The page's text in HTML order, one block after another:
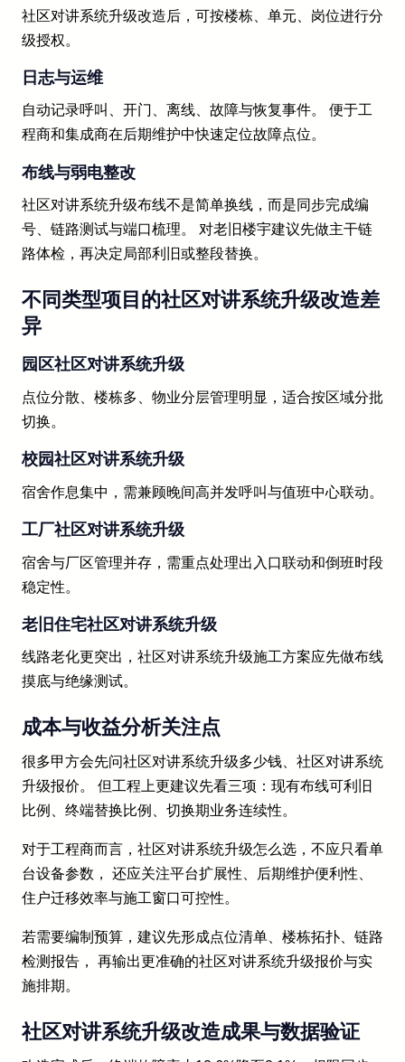
社区对讲系统升级改造后，可按楼栋、单元、岗位进行分
级授权。
日志与运维
自动记录呼叫、开门、离线、故障与恢复事件。 便于工
程商和集成商在后期维护中快速定位故障点位。
布线与弱电整改
社区对讲系统升级布线不是简单换线，而是同步完成编
号、链路测试与端口梳理。 对老旧楼宇建议先做主干链
路体检，再决定局部利旧或整段替换。
不同类型项目的社区对讲系统升级改造差
异
园区社区对讲系统升级
点位分散、楼栋多、物业分层管理明显，适合按区域分批
切换。
校园社区对讲系统升级
宿舍作息集中，需兼顾晚间高并发呼叫与值班中心联动。
工厂社区对讲系统升级
宿舍与厂区管理并存，需重点处理出入口联动和倒班时段
稳定性。
老旧住宅社区对讲系统升级
线路老化更突出，社区对讲系统升级施工方案应先做布线
摸底与绝缘测试。
成本与收益分析关注点
很多甲方会先问社区对讲系统升级多少钱、社区对讲系统
升级报价。 但工程上更建议先看三项：现有布线可利旧
比例、终端替换比例、切换期业务连续性。
对于工程商而言，社区对讲系统升级怎么选，不应只看单
台设备参数， 还应关注平台扩展性、后期维护便利性、
住户迁移效率与施工窗口可控性。
若需要编制预算，建议先形成点位清单、楼栋拓扑、链路
检测报告， 再输出更准确的社区对讲系统升级报价与实
施排期。
社区对讲系统升级改造成果与数据验证